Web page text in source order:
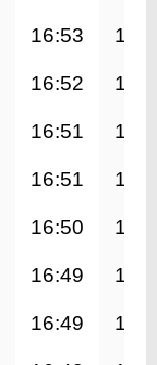
16:53
16:52
16:51
16:51
16:50
16:49
16:49